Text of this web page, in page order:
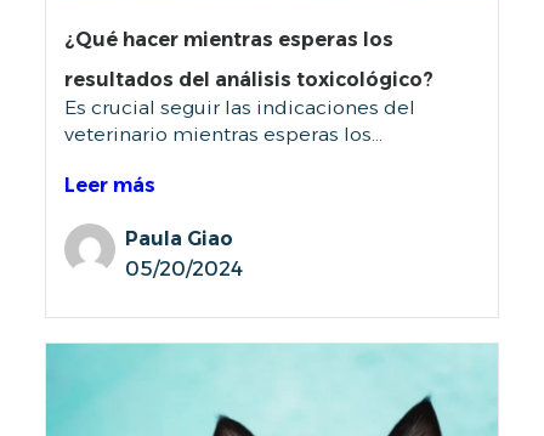
¿Qué hacer mientras esperas los
resultados del análisis toxicológico?
Es crucial seguir las indicaciones del
veterinario mientras esperas los...
Leer más
Paula Giao
05/20/2024